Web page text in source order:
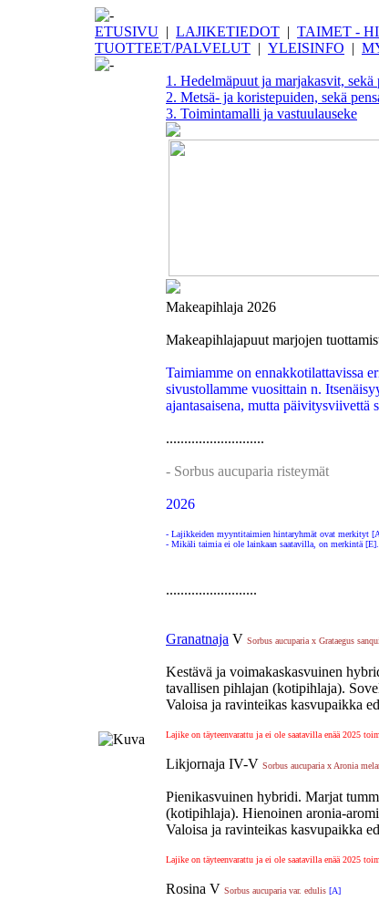
ETUSIVU | LAJIKETIEDOT | TAIMET -
TUOTTEET/PALVELUT | YLEISINFO |
1. Hedelmäpuut ja marjakasvit, sekä
2. Metsä- ja koristepuiden, sekä
3. Toimintamalli ja vastuulauseke
Makeapihlaja 2026
Makeapihlajapuut marjojen
Taimiamme on ennakkotilattavissa
sivustollamme vuosittain n.
ajantasaisena, mutta päivitysviivettä
...........................
- Sorbus aucuparia risteymät
2026
- Lajikkeiden myyntitaimien hintaryhmät ovat merkityt
- Mikäli taimia ei ole lainkaan saatavilla, on merkintä [E].
.........................
Granatnaja V Sorbus aucuparia x Grataegus
Kestävä ja voimakaskasvuinen
tavallisen pihlajan (kotipihlaja).
Valoisa ja ravinteikas kasvupaikka
Lajike on täyteenvarattu ja ei ole saatavilla enää 2025
Likjornaja IV-V Sorbus aucuparia x Aronia
Pienikasvuinen hybridi. Marjat
(kotipihlaja). Hienoinen aronia-
Valoisa ja ravinteikas kasvupaikka
Lajike on täyteenvarattu ja ei ole saatavilla enää 2025
Rosina V Sorbus aucuparia var. edulis [A]